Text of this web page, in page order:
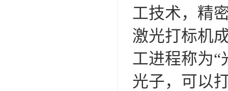
工技术，精
激光打标机
工进程称为“
光子，可以